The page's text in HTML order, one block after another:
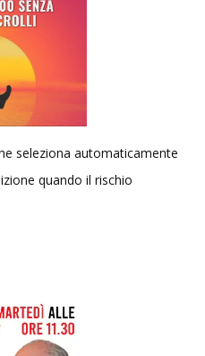
seleziona automaticamente
quando il rischio